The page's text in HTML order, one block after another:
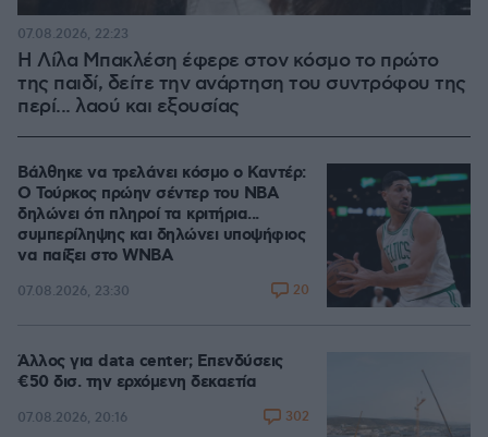
Η Λίλα Μπακλέση έφερε στον κόσμο το πρώτο
της παιδί, δείτε την ανάρτηση του συντρόφου της
περί... λαού και εξουσίας
07.08.2026, 22:23
Βάλθηκε να τρελάνει κόσμο ο Καντέρ:
Ο Τούρκος πρώην σέντερ του NBA
δηλώνει ότι πληροί τα κριτήρια...
συμπερίληψης και δηλώνει υποψήφιος
να παίξει στο WNBA
07.08.2026, 23:30 20
Άλλος για data center; Επενδύσεις
€50 δισ. την ερχόμενη δεκαετία
07.08.2026, 20:16 302